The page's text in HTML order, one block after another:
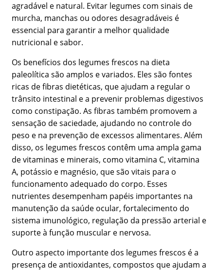
agradável e natural. Evitar legumes com sinais de
murcha, manchas ou odores desagradáveis é
essencial para garantir a melhor qualidade
nutricional e sabor.
Os benefícios dos legumes frescos na dieta
paleolítica são amplos e variados. Eles são fontes
ricas de fibras dietéticas, que ajudam a regular o
trânsito intestinal e a prevenir problemas digestivos
como constipação. As fibras também promovem a
sensação de saciedade, ajudando no controle do
peso e na prevenção de excessos alimentares. Além
disso, os legumes frescos contêm uma ampla gama
de vitaminas e minerais, como vitamina C, vitamina
A, potássio e magnésio, que são vitais para o
funcionamento adequado do corpo. Esses
nutrientes desempenham papéis importantes na
manutenção da saúde ocular, fortalecimento do
sistema imunológico, regulação da pressão arterial e
suporte à função muscular e nervosa.
Outro aspecto importante dos legumes frescos é a
presença de antioxidantes, compostos que ajudam a